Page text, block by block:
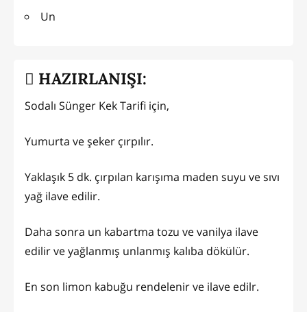
Un
HAZIRLANIŞI:
Sodalı Sünger Kek Tarifi için,
Yumurta ve şeker çırpılır.
Yaklaşık 5 dk. çırpılan karışıma maden suyu ve sıvı
yağ ilave edilir.
Daha sonra un kabartma tozu ve vanilya ilave
edilir ve yağlanmış unlanmış kalıba dökülür.
En son limon kabuğu rendelenir ve ilave edilr.